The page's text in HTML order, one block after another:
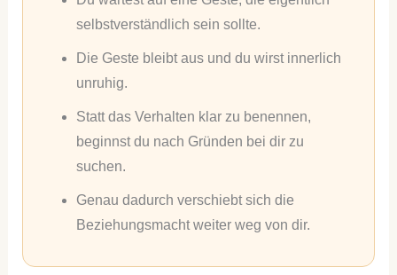
selbstverständlich sein sollte.
Die Geste bleibt aus und du wirst innerlich
unruhig.
Statt das Verhalten klar zu benennen,
beginnst du nach Gründen bei dir zu
suchen.
Genau dadurch verschiebt sich die
Beziehungsmacht weiter weg von dir.